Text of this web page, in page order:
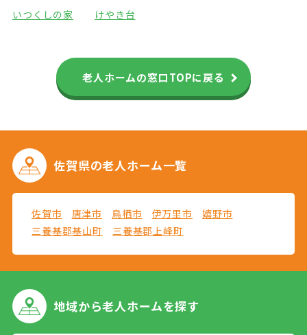
いつくしの家 けやき台
老人ホームの窓口TOPに戻る
佐賀県の老人ホーム一覧
佐賀市 唐津市 鳥栖市 伊万里市
嬉野市
三養基郡基山町
三養基郡上峰町
地域から老人ホームを探す